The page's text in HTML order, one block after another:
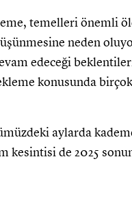
temelleri önemli
neden
edeceği
konusunda
aylarda
kesintisi de 2025